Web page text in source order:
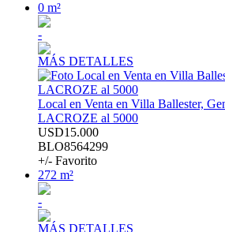
0 m²
-
MÁS DETALLES
Local en Venta en Villa Ballester,
LACROZE al 5000
USD15.000
BLO8564299
+/- Favorito
272 m²
-
MÁS DETALLES